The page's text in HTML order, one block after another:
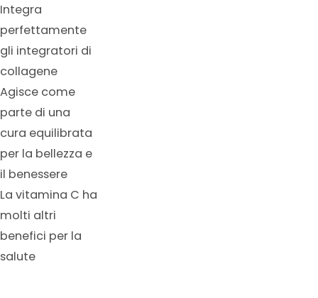
Integra
perfettamente
gli integratori di
collagene
Agisce come
parte di una
cura equilibrata
per la bellezza e
il benessere
La vitamina C ha
molti altri
benefici per la
salute